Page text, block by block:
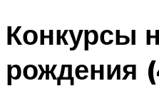
Конкурсы
рождения